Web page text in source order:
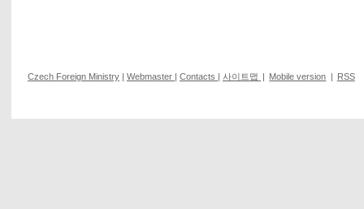
Czech Foreign Ministry | Webmaster | Contacts | 사이트맵 | Mobile version | RSS